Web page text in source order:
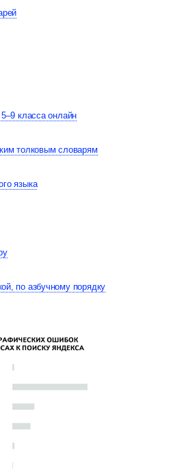
класса онлайн
толковым словарям
языка
по азбучному порядку